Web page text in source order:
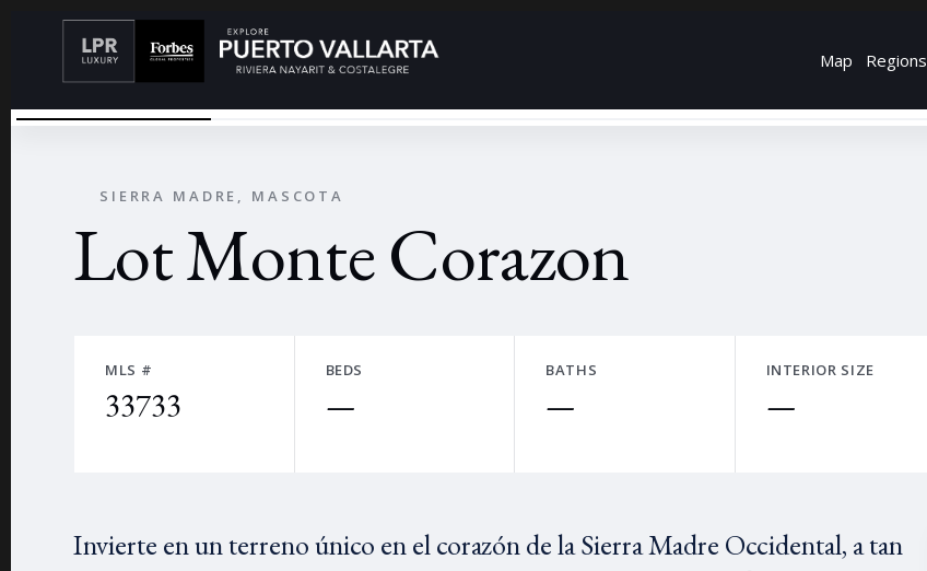
Map Regions
←
LOT MONTE CORAZON 4
SIERRA MADRE, MASCOTA
Lot Monte Corazon
MLS #
33733
BEDS
—
BATHS
—
INTERIOR SIZE
—
Invierte en un terreno único en el corazón de la Sierra Madre Occidental, a tan